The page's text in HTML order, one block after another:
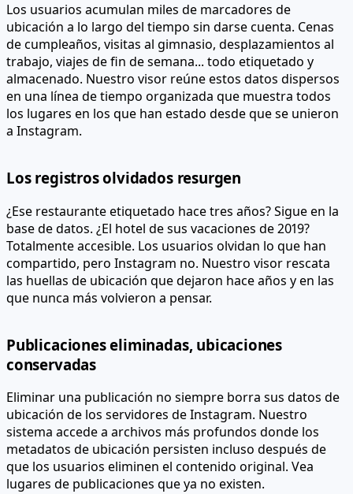
Los usuarios acumulan miles de marcadores de
ubicación a lo largo del tiempo sin darse cuenta. Cenas
de cumpleaños, visitas al gimnasio, desplazamientos al
trabajo, viajes de fin de semana... todo etiquetado y
almacenado. Nuestro visor reúne estos datos dispersos
en una línea de tiempo organizada que muestra todos
los lugares en los que han estado desde que se unieron
a Instagram.
Los registros olvidados resurgen
¿Ese restaurante etiquetado hace tres años? Sigue en la
base de datos. ¿El hotel de sus vacaciones de 2019?
Totalmente accesible. Los usuarios olvidan lo que han
compartido, pero Instagram no. Nuestro visor rescata
las huellas de ubicación que dejaron hace años y en las
que nunca más volvieron a pensar.
Publicaciones eliminadas, ubicaciones
conservadas
Eliminar una publicación no siempre borra sus datos de
ubicación de los servidores de Instagram. Nuestro
sistema accede a archivos más profundos donde los
metadatos de ubicación persisten incluso después de
que los usuarios eliminen el contenido original. Vea
lugares de publicaciones que ya no existen.